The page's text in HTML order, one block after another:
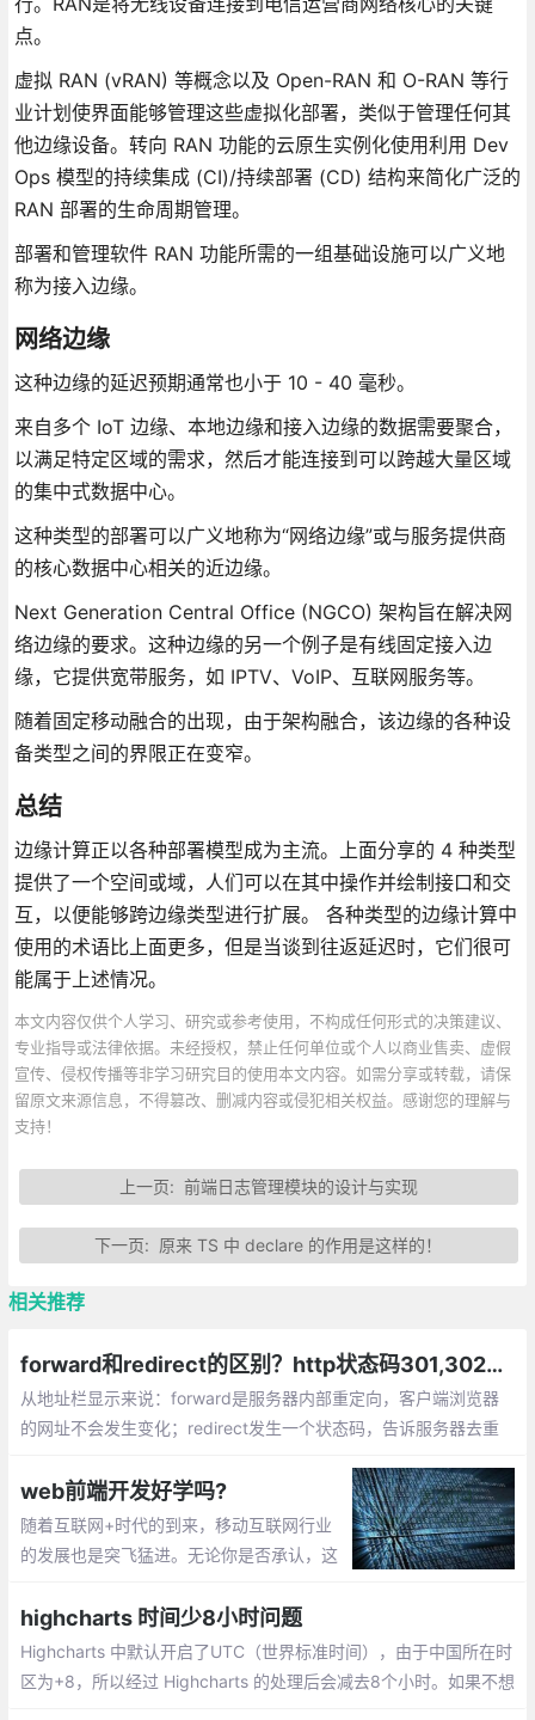
点。
虚拟 RAN (vRAN) 等概念以及 Open-RAN 和 O-RAN 等行
业计划使界面能够管理这些虚拟化部署，类似于管理任何其
他边缘设备。转向 RAN 功能的云原生实例化使用利用 Dev
Ops 模型的持续集成 (CI)/持续部署 (CD) 结构来简化广泛的
RAN 部署的生命周期管理。
部署和管理软件 RAN 功能所需的一组基础设施可以广义地
称为接入边缘。
网络边缘
这种边缘的延迟预期通常也小于 10 - 40 毫秒。
来自多个 IoT 边缘、本地边缘和接入边缘的数据需要聚合，
以满足特定区域的需求，然后才能连接到可以跨越大量区域
的集中式数据中心。
这种类型的部署可以广义地称为“网络边缘”或与服务提供商
的核心数据中心相关的近边缘。
Next Generation Central Office (NGCO) 架构旨在解决网
络边缘的要求。这种边缘的另一个例子是有线固定接入边
缘，它提供宽带服务，如 IPTV、VoIP、互联网服务等。
随着固定移动融合的出现，由于架构融合，该边缘的各种设
备类型之间的界限正在变窄。
总结
边缘计算正以各种部署模型成为主流。上面分享的 4 种类型
提供了一个空间或域，人们可以在其中操作并绘制接口和交
互，以便能够跨边缘类型进行扩展。 各种类型的边缘计算中
使用的术语比上面更多，但是当谈到往返延迟时，它们很可
能属于上述情况。
本文内容仅供个人学习、研究或参考使用，不构成任何形式的决策建议、
专业指导或法律依据。未经授权，禁止任何单位或个人以商业售卖、虚假
宣传、侵权传播等非学习研究目的使用本文内容。如需分享或转载，请保
留原文来源信息，不得篡改、删减内容或侵犯相关权益。感谢您的理解与
支持！
上一页: 前端日志管理模块的设计与实现
下一页: 原来 TS 中 declare 的作用是这样的！
相关推荐
forward和redirect的区别？http状态码301,302分别代表什么？
从地址栏显示来说：forward是服务器内部重定向，客户端浏览器
的网址不会发生变化；redirect发生一个状态码，告诉服务器去重
同一个request
web前端开发好学吗?
随着互联网+时代的到来，移动互联网行业
的发展也是突飞猛进。无论你是否承认，这
是前端工程师的杰作。今天给大家聊的就是
\"前端真的好学吗？\"
highcharts 时间少8小时问题
Highcharts 中默认开启了UTC（世界标准时间），由于中国所在时
区为+8，所以经过 Highcharts 的处理后会减去8个小时。如果不想